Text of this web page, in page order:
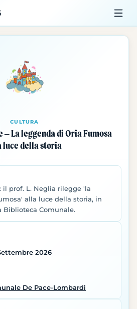
Siti da Visitare
CULTURA
– La leggenda di Oria Fumosa
luce della storia
il prof. L. Neglia rilegge 'la
alla luce della storia, in
Biblioteca Comunale.
2026
De Pace-Lombardi